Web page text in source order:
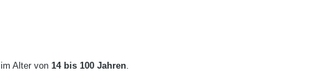
im Alter von 14 bis 100 Jahren.